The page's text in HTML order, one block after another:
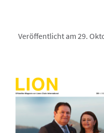
Veröffentlicht am 29.